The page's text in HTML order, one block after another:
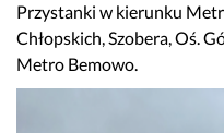
Przystanki w kierunku
Chłopskich, Szobera, Oś.
Metro Bemowo.